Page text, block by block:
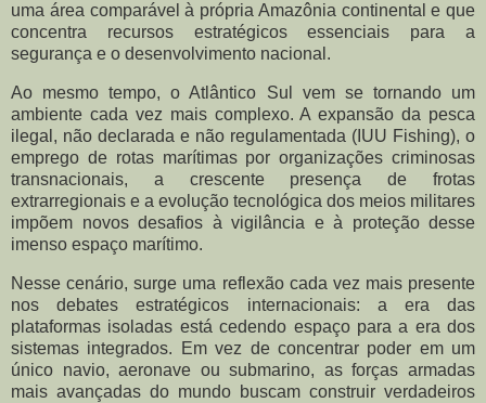
uma área comparável à própria Amazônia continental e que
concentra recursos estratégicos essenciais para a
segurança e o desenvolvimento nacional.
Ao mesmo tempo, o Atlântico Sul vem se tornando um
ambiente cada vez mais complexo. A expansão da pesca
ilegal, não declarada e não regulamentada (IUU Fishing), o
emprego de rotas marítimas por organizações criminosas
transnacionais, a crescente presença de frotas
extrarregionais e a evolução tecnológica dos meios militares
impõem novos desafios à vigilância e à proteção desse
imenso espaço marítimo.
Nesse cenário, surge uma reflexão cada vez mais presente
nos debates estratégicos internacionais: a era das
plataformas isoladas está cedendo espaço para a era dos
sistemas integrados. Em vez de concentrar poder em um
único navio, aeronave ou submarino, as forças armadas
mais avançadas do mundo buscam construir verdadeiros